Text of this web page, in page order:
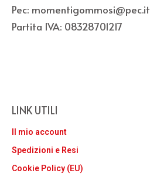
Pec: momentigommosi@pec.it
Partita IVA: 08328701217
LINK UTILI
Il mio account
Spedizioni e Resi
Cookie Policy (EU)